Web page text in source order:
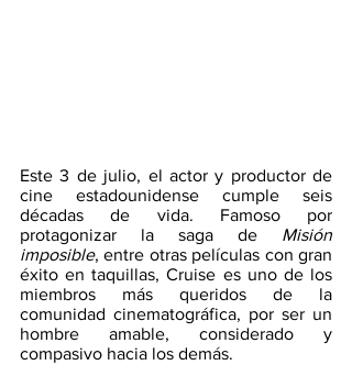
Este 3 de julio, el actor y productor de
cine estadounidense cumple seis
décadas de vida. Famoso por
protagonizar la saga de Misión
imposible, entre otras películas con gran
éxito en taquillas, Cruise es uno de los
miembros más queridos de la
comunidad cinematográfica, por ser un
hombre amable, considerado y
compasivo hacia los demás.